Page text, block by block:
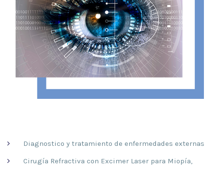
Diagnostico y tratamiento de enfermedades externas
Cirugía Refractiva con Excimer Laser para Miopía,